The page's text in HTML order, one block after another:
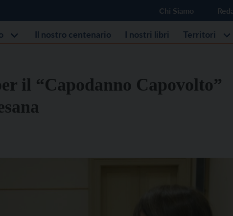
Chi Siamo
Il nostro centenario I nostri libri Territori
il “Capodanno Capovolto”